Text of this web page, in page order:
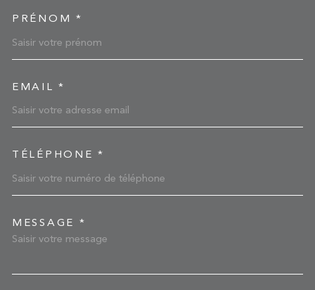
PRÉNOM *
EMAIL *
TÉLÉPHONE *
MESSAGE *